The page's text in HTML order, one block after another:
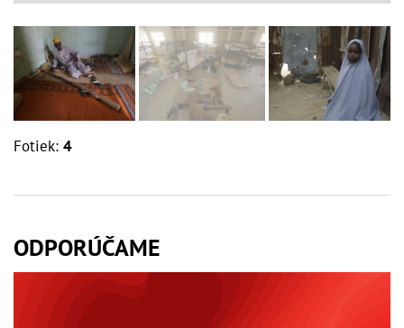
Fotiek: 4
ODPORÚČAME